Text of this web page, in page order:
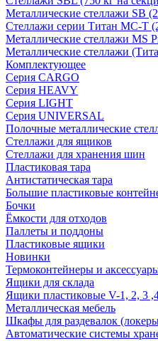
Металлические стеллажи SB
Стеллажи серии Титан МС-Т
Металлические стеллажи MS
Металлические стеллажи
Комплектующее
Серия CARGO
Серия HEAVY
Серия LIGHT
Серия UNIVERSAL
Полочные металлические
Стеллажи для ящиков
Стеллажи для хранения шин
Пластиковая тара
Антистатическая тара
Большие пластиковые
Бочки
Ёмкости для отходов
Паллеты и поддоны
Пластиковые ящики
Новинки
Термоконтейнеры и
Ящики для склада
Ящики пластиковые V-1, 2, 3
Металлическая мебель
Шкафы для раздевалок
Автоматические системы